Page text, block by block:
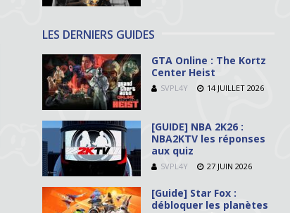
LES DERNIERS GUIDES
GTA Online : The Kortz
Center Heist
SVPL4Y 14 JUILLET 2026
[GUIDE] NBA 2K26 :
NBA2KTV les réponses
aux quiz
SVPL4Y 27 JUIN 2026
[Guide] Star Fox :
débloquer les planètes